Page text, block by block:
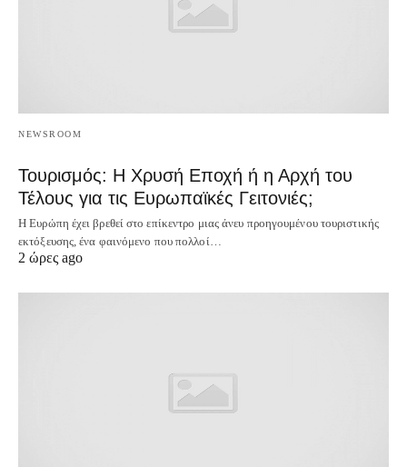
NEWSROOM
Τουρισμός: Η Χρυσή Εποχή ή η Αρχή του
Τέλους για τις Ευρωπαϊκές Γειτονιές;
Η Ευρώπη έχει βρεθεί στο επίκεντρο μιας άνευ προηγουμένου τουριστικής
εκτόξευσης, ένα φαινόμενο που πολλοί…
2 ώρες ago